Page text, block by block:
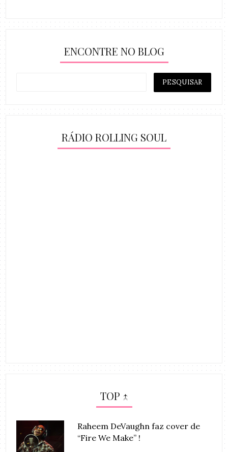
ENCONTRE NO BLOG
RÁDIO ROLLING SOUL
TOP ↑
Raheem DeVaughn faz cover de
“Fire We Make” !